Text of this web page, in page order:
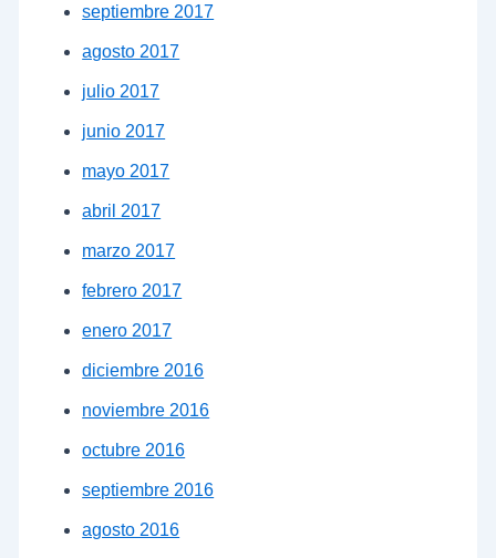
septiembre 2017
agosto 2017
julio 2017
junio 2017
mayo 2017
abril 2017
marzo 2017
febrero 2017
enero 2017
diciembre 2016
noviembre 2016
octubre 2016
septiembre 2016
agosto 2016